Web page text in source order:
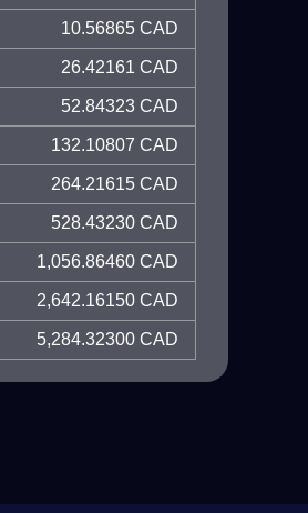
10.56865 CAD
26.42161 CAD
52.84323 CAD
132.10807 CAD
264.21615 CAD
528.43230 CAD
1,056.86460 CAD
2,642.16150 CAD
5,284.32300 CAD